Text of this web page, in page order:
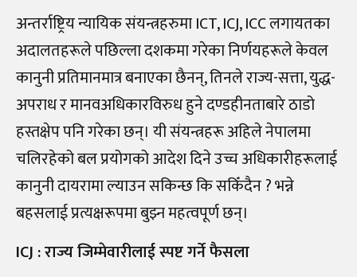
अन्तर्राष्ट्रिय न्यायिक संयन्त्रहरुमा ICT, ICJ, ICC लगायतका
अदालतहरूले पछिल्ला दशकमा गरेका निर्णयहरूले केवल
कानुनी प्रतिमानमात्र बनाएका छैनन्, तिनले राज्य-सत्ता, युद्ध-
अपराध र मानवअधिकारविरुध हुने दण्डहीनताबारे ठाडो
हस्तक्षेप पनि गरेका छन्। यी संयन्त्रहरू अहिले नेपालमा
चलिरहेको बल प्रयोगको आदेश दिने उच्च अधिकारीहरूलाई
कानुनी दायरामा ल्याउन सकिन्छ कि सकिँदैन ? भन्ने
बहसलाई प्रत्यक्षरूपमा बुझ्न महत्वपूर्ण छन्।
ICJ : राज्य जिम्मेवारीलाई स्पष्ट गर्ने फैसला